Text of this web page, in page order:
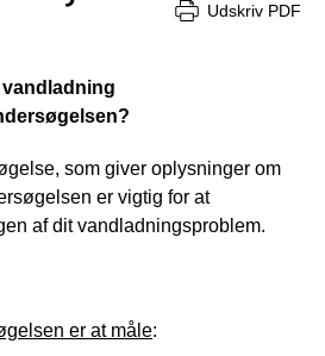
Udskriv PDF
som giver oplysninger om
er vigtig for at
af dit vandladningsproblem.
er at måle: